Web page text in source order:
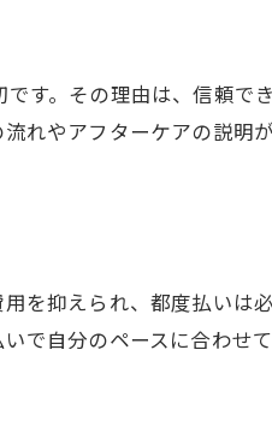
す。その理由は、信頼で
れやアフターケアの説明
を抑えられ、都度払いは
で自分のペースに合わせ